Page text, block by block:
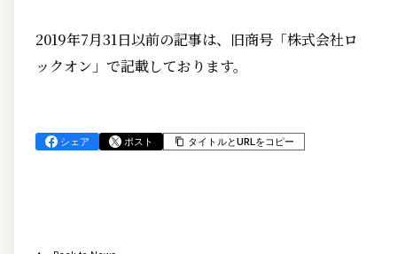
2019年7月31日以前の記事は、旧商号「株式会社ロ
ックオン」で記載しております。
シェア ポスト タイトルとURLをコピー